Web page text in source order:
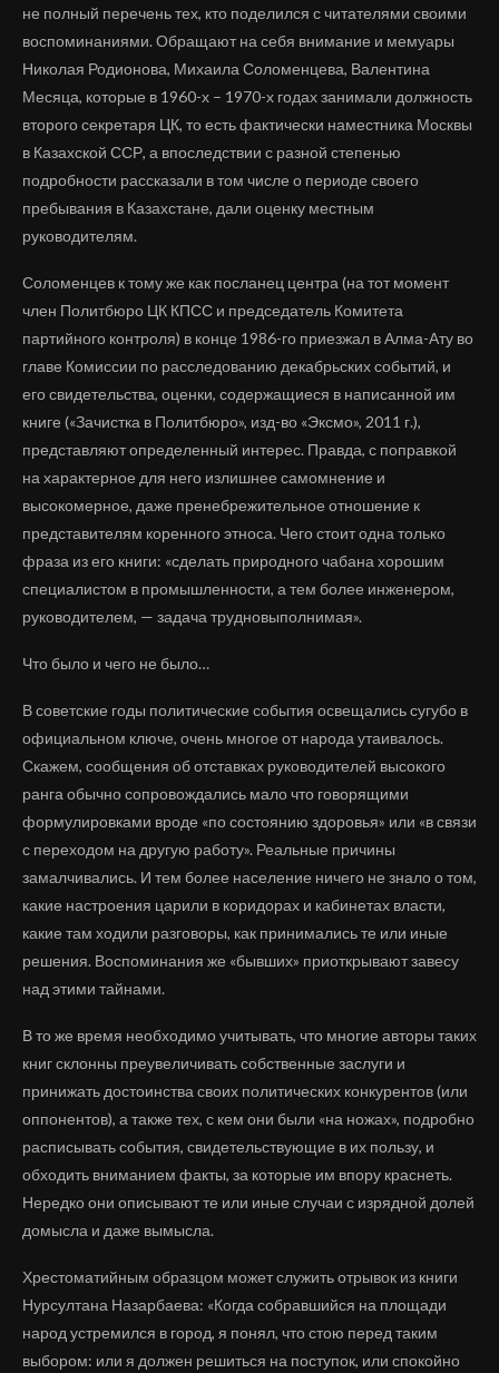
не полный перечень тех, кто поделился с читателями своими
воспоминаниями. Обращают на себя внимание и мемуары
Николая Родионова, Михаила Соломенцева, Валентина
Месяца, которые в 1960-х – 1970-х годах занимали должность
второго секретаря ЦК, то есть фактически наместника Москвы
в Казахской ССР, а впоследствии с разной степенью
подробности рассказали в том числе о периоде своего
пребывания в Казахстане, дали оценку местным
руководителям.
Соломенцев к тому же как посланец центра (на тот момент
член Политбюро ЦК КПСС и председатель Комитета
партийного контроля) в конце 1986-го приезжал в Алма-Ату во
главе Комиссии по расследованию декабрьских событий, и
его свидетельства, оценки, содержащиеся в написанной им
книге («Зачистка в Политбюро», изд-во «Эксмо», 2011 г.),
представляют определенный интерес. Правда, с поправкой
на характерное для него излишнее самомнение и
высокомерное, даже пренебрежительное отношение к
представителям коренного этноса. Чего стоит одна только
фраза из его книги: «сделать природного чабана хорошим
специалистом в промышленности, а тем более инженером,
руководителем, — задача трудновыполнимая».
Что было и чего не было…
В советские годы политические события освещались сугубо в
официальном ключе, очень многое от народа утаивалось.
Скажем, сообщения об отставках руководителей высокого
ранга обычно сопровождались мало что говорящими
формулировками вроде «по состоянию здоровья» или «в связи
с переходом на другую работу». Реальные причины
замалчивались. И тем более население ничего не знало о том,
какие настроения царили в коридорах и кабинетах власти,
какие там ходили разговоры, как принимались те или иные
решения. Воспоминания же «бывших» приоткрывают завесу
над этими тайнами.
В то же время необходимо учитывать, что многие авторы таких
книг склонны преувеличивать собственные заслуги и
принижать достоинства своих политических конкурентов (или
оппонентов), а также тех, с кем они были «на ножах», подробно
расписывать события, свидетельствующие в их пользу, и
обходить вниманием факты, за которые им впору краснеть.
Нередко они описывают те или иные случаи с изрядной долей
домысла и даже вымысла.
Хрестоматийным образцом может служить отрывок из книги
Нурсултана Назарбаева: «Когда собравшийся на площади
народ устремился в город, я понял, что стою перед таким
выбором: или я должен решиться на поступок, или спокойно